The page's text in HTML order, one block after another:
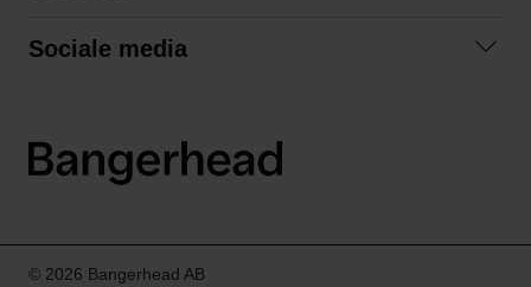
Algemene voorwaarden
Sociale media
LinkedIn
© 2026 Bangerhead AB